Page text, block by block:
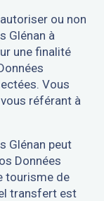
ou non
Glénan à
une finalité
Vous
référant à
Glénan peut
Données
tourisme de
transfert est